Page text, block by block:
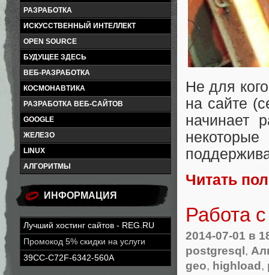
РАЗРАБОТКА
ИСКУССТВЕННЫЙ ИНТЕЛЛЕКТ
OPEN SOURCE
БУДУЩЕЕ ЗДЕСЬ
ВЕБ-РАЗРАБОТКА
КОСМОНАВТИКА
РАЗРАБОТКА ВЕБ-САЙТОВ
GOOGLE
ЖЕЛЕЗО
LINUX
АЛГОРИТМЫ
ИНФОРМАЦИЯ
Лучший хостинг сайтов - REG.RU
Промокод 5% скидки на услуги
39CC-C72F-6342-560A
Не для
на сайте
начинает
Читать
Работа
2014-07-01 в
postgresql,
geo, highload,